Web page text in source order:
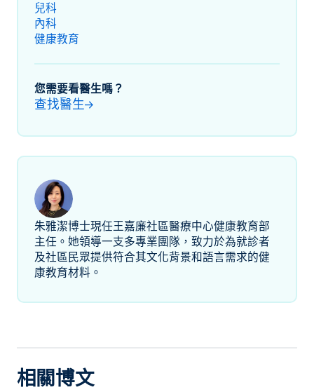
兒科
內科
健康教育
您需要看醫生嗎？
查找醫生
朱雅潔博士現任王嘉廉社區醫療中心健康教育部
主任。她領導一支多專業團隊，致力於為就診者
及社區民眾提供符合其文化背景和語言需求的健
康教育材料。
相關博文